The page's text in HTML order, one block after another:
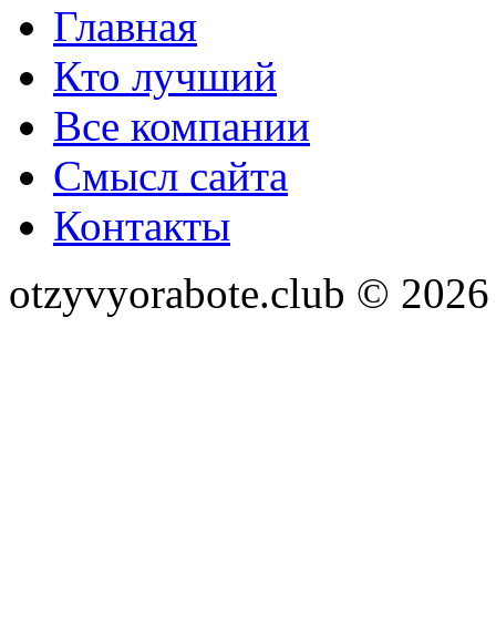
Главная
Кто лучший
Все компании
Смысл сайта
Контакты
otzyvyorabote.club © 2026